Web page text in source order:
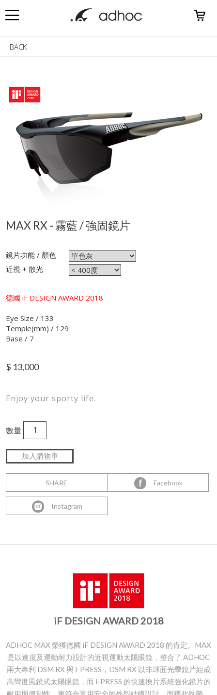
BACK
MAX RX - 霧藍 / 強固鏡片
鏡片功能 / 顏色
近視 + 散光
德國 iF DESIGN AWARD 2018
Eye Size / 133
Temple(mm) / 129
Base / 7
$ 13,000
Enjoy your sporty life.
數量
SHARE Facebook
Instagram
iF DESIGN AWARD 2018
ADHOC MAX 榮獲德國 iF DESIGN AWARD 2018 的肯定。MAX
是以速度及運動耐力設計的近視運動太陽眼鏡，整合了 ADHOC
兩大專利 DSM RX 與 i-PRESS，DSM RX 以非球面光學鏡片組成
高彎度風鏡式太陽眼鏡，而 i-PRESS 的快速換片系統強化鏡片的